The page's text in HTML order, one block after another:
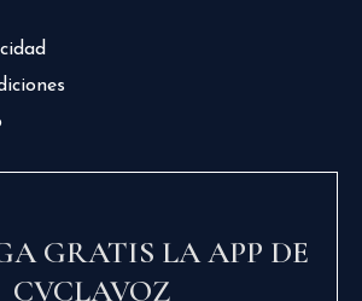
GRATIS LA APP DE
CVCLAVOZ